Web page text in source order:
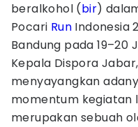
beralkohol (bir)
Pocari Run Indonesia
Bandung pada 19–20
Kepala Dispora
menyayangkan
momentum kegiatan
merupakan sebuah